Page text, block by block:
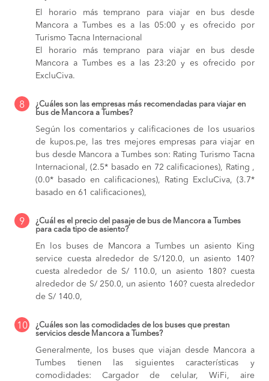
El horario más temprano para viajar en bus desde
Mancora a Tumbes es a las 05:00 y es ofrecido por
Turismo Tacna Internacional
El horario más temprano para viajar en bus desde
Mancora a Tumbes es a las 23:20 y es ofrecido por
ExcluCiva.
8
¿Cuáles son las empresas más recomendadas para viajar en
bus de Mancora a Tumbes?
Según los comentarios y calificaciones de los usuarios
de kupos.pe, las tres mejores empresas para viajar en
bus desde Mancora a Tumbes son: Rating Turismo Tacna
Internacional, (2.5* basado en 72 calificaciones), Rating ,
(0.0* basado en calificaciones), Rating ExcluCiva, (3.7*
basado en 61 calificaciones),
9
¿Cuál es el precio del pasaje de bus de Mancora a Tumbes
para cada tipo de asiento?
En los buses de Mancora a Tumbes un asiento King
service cuesta alrededor de S/120.0, un asiento 140?
cuesta alrededor de S/ 110.0, un asiento 180? cuesta
alrededor de S/ 250.0, un asiento 160? cuesta alrededor
de S/ 140.0,
10
¿Cuáles son las comodidades de los buses que prestan
servicios desde Mancora a Tumbes?
Generalmente, los buses que viajan desde Mancora a
Tumbes tienen las siguientes características y
comodidades: Cargador de celular, WiFi, aire